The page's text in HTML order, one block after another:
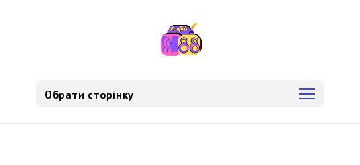
Обрати сторінку